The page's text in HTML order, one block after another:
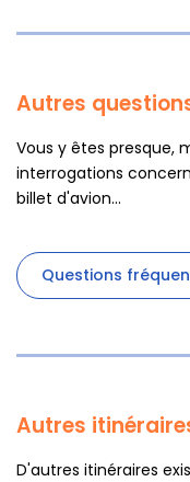
Autres
Vous y êtes presque,
interrogations
billet d'avion...
Questions
Autres
D'autres itinéraires